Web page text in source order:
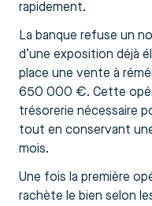
rapidement.
La banque refuse un
d’une exposition déjà
place une vente à
650 000 €. Cette
trésorerie nécessaire
tout en conservant
mois.
Une fois la première
rachète le bien selon